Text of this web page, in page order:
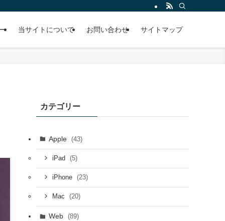
当サイトについて お問い合わせ サイトマップ
カテゴリー
Apple (43)
iPad (5)
iPhone (23)
Mac (20)
Web (89)